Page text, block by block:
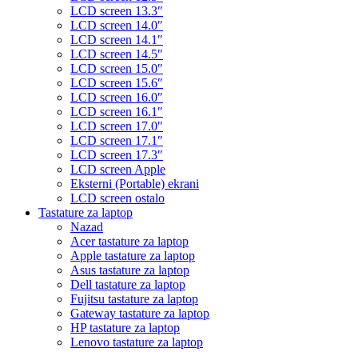
LCD screen 13.3″
LCD screen 14.0″
LCD screen 14.1″
LCD screen 14.5″
LCD screen 15.0″
LCD screen 15.6″
LCD screen 16.0″
LCD screen 16.1″
LCD screen 17.0″
LCD screen 17.1″
LCD screen 17.3″
LCD screen Apple
Eksterni (Portable) ekrani
LCD screen ostalo
Tastature za laptop
Nazad
Acer tastature za laptop
Apple tastature za laptop
Asus tastature za laptop
Dell tastature za laptop
Fujitsu tastature za laptop
Gateway tastature za laptop
HP tastature za laptop
Lenovo tastature za laptop